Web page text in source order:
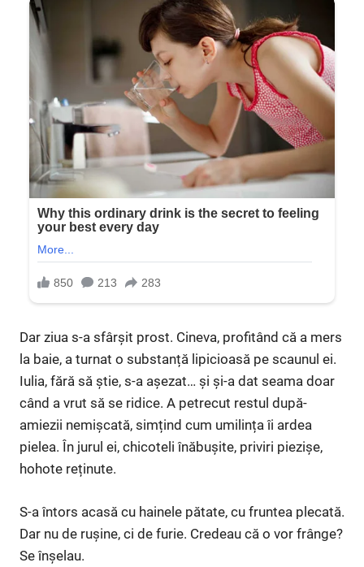
Dar ziua s-a sfârșit prost. Cineva, profitând că a mers
la baie, a turnat o substanță lipicioasă pe scaunul ei.
Iulia, fără să știe, s-a așezat… și și-a dat seama doar
când a vrut să se ridice. A petrecut restul după-
amiezii nemișcată, simțind cum umilința îi ardea
pielea. În jurul ei, chicoteli înăbușite, priviri piezișe,
hohote reținute.
S-a întors acasă cu hainele pătate, cu fruntea plecată.
Dar nu de rușine, ci de furie. Credeau că o vor frânge?
Se înșelau.